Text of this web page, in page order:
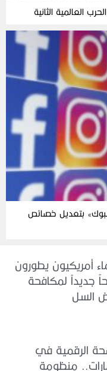
العالمية الثانية
بتعديل خصائص
أمريكيون يطورون
جديداً لمكافحة
السل
الرقمية في
منظومة